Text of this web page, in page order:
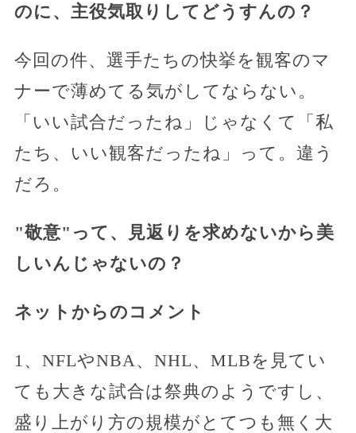
のに、主役気取りしてどうすんの？
今回の件、選手たちの快挙を観客のマ
ナーで薄めてる気がしてならない。
「いい試合だったね」じゃなくて「私
たち、いい観客だったね」って。違う
だろ。
"敬意"って、見返りを求めないから美
しいんじゃないの？
ネットからのコメント
1、NFLやNBA、NHL、MLBを見てい
ても大きな試合は祭典のようですし、
盛り上がり方の規模がとてつも無く大